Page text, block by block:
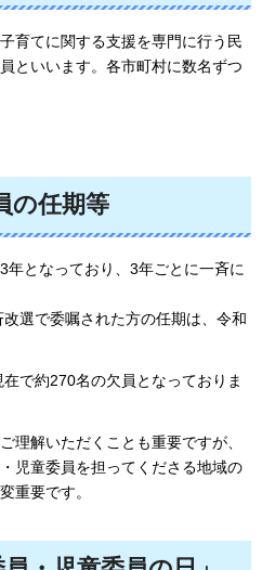
育てに関する支援を専門に行う民
といいます。 各市町村に数名ずつ
の任期等
年となっており、3年ごとに一斉に
改選で委嘱された方の任期は、令和
在で約270名の欠員となっておりま
理解いただくことも重要ですが、
児童委員を担ってくださる地域の
重要です。